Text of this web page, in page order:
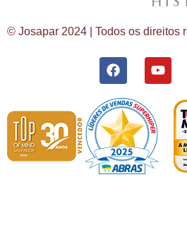
© Josapar 2024 | Todos os direitos